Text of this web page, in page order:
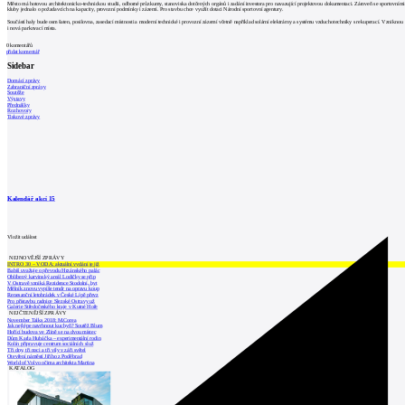
Město má hotovou architektonicko-technickou studii, odborné průzkumy, stanoviska dotčených orgánů i zadání investora pro navazující projektovou dokumentaci. Zároveň se sportovními
kluby jednalo o požadavcích na kapacity, provozní podmínky i zázemí. Pro stavbu chce využít dotaci Národní sportovní agentury.
Součástí haly bude osm šaten, posilovna, zasedací místnosti a moderní technické i provozní zázemí včetně například solární elektrárny a systému vzduchotechniky s rekuperací. Vzniknou
i nová parkovací místa.
0komentářů
přidat komentář
Sidebar
Domácí zprávy
Zahraniční zprávy
Soutěže
Výstavy
Přednášky
Rozhovory
Tiskové zprávy
Kalendář akcí 15
Vložit událost
NEJNOVĚJŠÍ ZPRÁVY
INTRO 30 – VODA: aktuální vydání je již
Babiš uvažuje o převodu Hrzánského palác
Oblíbený karvinský areál Lodičky se přip
V Ostravě vzniká Rezidence Stodolní, byt
Mělník znovu vypíše tendr na opravu koup
Renesanční letohrádek v České Lípě převz
Pro přístavbu radnice Slezské Ostravy už
Galerie Středočeského kraje v Kutné Hoře
NEJČTENĚJŠÍ ZPRÁVY
November Talks 2018: M.Corea
Jak nejlépe navrhnout kuchyň? Soutěž Blum
Hořící budova ve Zlíně se na dvou místec
Dům Karla Hubáčka – experimentální rodin
Kolín připravuje centrum sociálních služ
Tři dny, tři noci a tři vily v záři světel
Otevření náměstí Jiřího z Poděbrad
World of Volvo očima architekta Martina
KATALOG